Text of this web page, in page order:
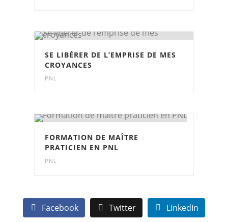
SE LIBÉRER DE L’EMPRISE DE MES
CROYANCES
PNL
FORMATION DE MAÎTRE
PRATICIEN EN PNL
PNL
Facebook Twitter LinkedIn